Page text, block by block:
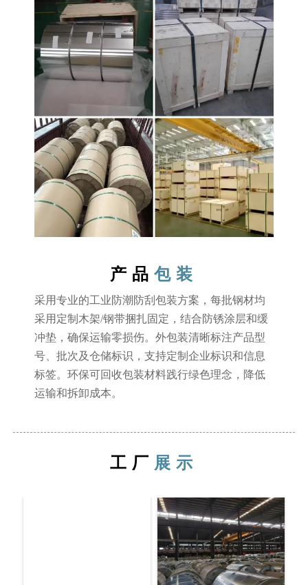
产品 包装
采用专业的工业防潮防刮包装方案，每批钢材均
采用定制木架/钢带捆扎固定，结合防锈涂层和缓
冲垫，确保运输零损伤。外包装清晰标注产品型
号、批次及仓储标识，支持定制企业标识和信息
标签。环保可回收包装材料践行绿色理念，降低
运输和拆卸成本。
工厂 展示